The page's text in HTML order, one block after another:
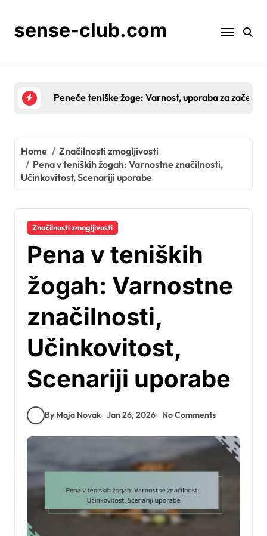
contentsense-club.com
Teniške žoge brez pritiska: Trajnost, igrivost,
Home
Značilnosti zmogljivosti
Pena v teniških žogah: Varnostne značilnosti,
Učinkovitost, Scenariji uporabe
Značilnosti zmogljivosti
Pena v teniških
žogah: Varnostne
značilnosti,
Učinkovitost,
Scenariji uporabe
By Maja Novak Jan 26, 2026 No Comments